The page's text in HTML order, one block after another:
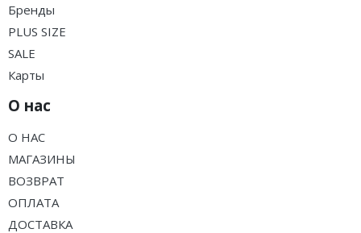
Бренды
PLUS SIZE
SALE
Карты
О нас
О НАС
МАГАЗИНЫ
ВОЗВРАТ
ОПЛАТА
ДОСТАВКА